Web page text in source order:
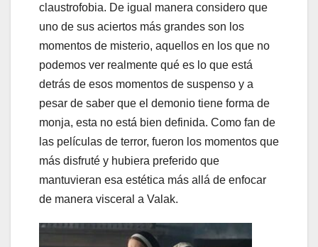
claustrofobia. De igual manera considero que
uno de sus aciertos más grandes son los
momentos de misterio, aquellos en los que no
podemos ver realmente qué es lo que está
detrás de esos momentos de suspenso y a
pesar de saber que el demonio tiene forma de
monja, esta no está bien definida. Como fan de
las películas de terror, fueron los momentos que
más disfruté y hubiera preferido que
mantuvieran esa estética más allá de enfocar
de manera visceral a Valak.